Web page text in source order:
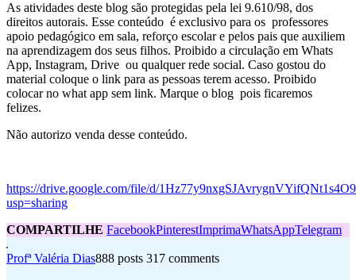
As atividades deste blog são protegidas pela lei 9.610/98, dos
direitos autorais. Esse conteúdo é exclusivo para os professores
apoio pedagógico em sala, reforço escolar e pelos pais que auxiliem
na aprendizagem dos seus filhos. Proibido a circulação em Whats
App, Instagram, Drive ou qualquer rede social. Caso gostou do
material coloque o link para as pessoas terem acesso. Proibido
colocar no what app sem link. Marque o blog pois ficaremos
felizes.
Não autorizo venda desse conteúdo.
https://drive.google.com/file/d/
usp=sharing
COMPARTILHE FacebookPinterestImprimaWhatsAppTelegram
Profª Valéria Dias888 posts 317 comments